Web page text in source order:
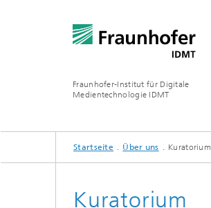
Fraunhofer-Institut für Digitale
Medientechnologie IDMT
ÜBER UNS
FORSCHUNGSTHEMEN
USE CASES
INSTITUTSTEIL HSA
Startseite Über uns Kuratorium
Kuratorium